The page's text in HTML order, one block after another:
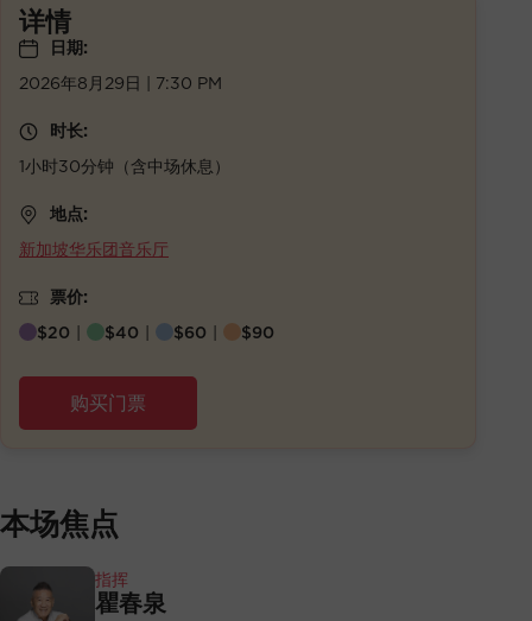
详情
日期:
2026年8月29日 | 7:30 PM
时长:
1小时30分钟（含中场休息）
地点:
新加坡华乐团音乐厅
票价:
$20 | $40 | $60 | $90
购买门票
本场焦点
指挥
瞿春泉